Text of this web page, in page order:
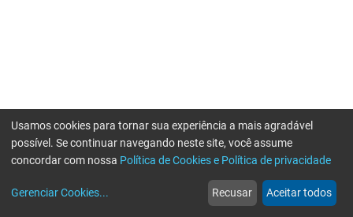
web
Notícias
more_horiz
Mais
Usamos cookies para tornar sua experiência a mais agradável
possível. Se continuar navegando neste site, você assume
concordar com nossa Política de Cookies e Política de privacidade
Gerenciar Cookies... Recusar Aceitar todos
Erro ao enviar informações, por favor tente novamente